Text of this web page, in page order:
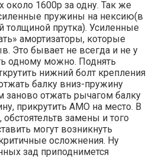
около 1600р за одну. Так же
пружины на нексию(в
толщиной прутка). Усиленные
амортизаторы, которые
Это бывает не всегда и не у
одному можно. Поднять
нижний болт крепления
балку вниз-пружину
заново отжать рычагом балку
прикрутить АМО на место. В
замены и того
могут возникнуть
осложнения. Ну
зад приподнимется